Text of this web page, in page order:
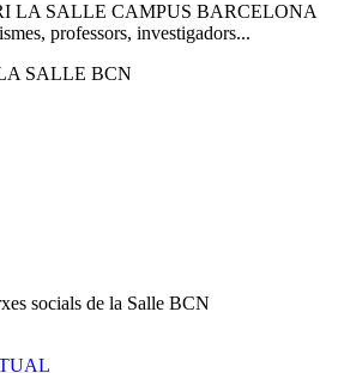
LA SALLE CAMPUS BARCELONA
professors, investigadors...
SALLE BCN
socials de la Salle BCN